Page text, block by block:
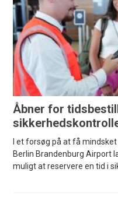
Åbner for
I et forsøg på at få
Berlin Brandenburg Airport
muligt at reservere en tid i